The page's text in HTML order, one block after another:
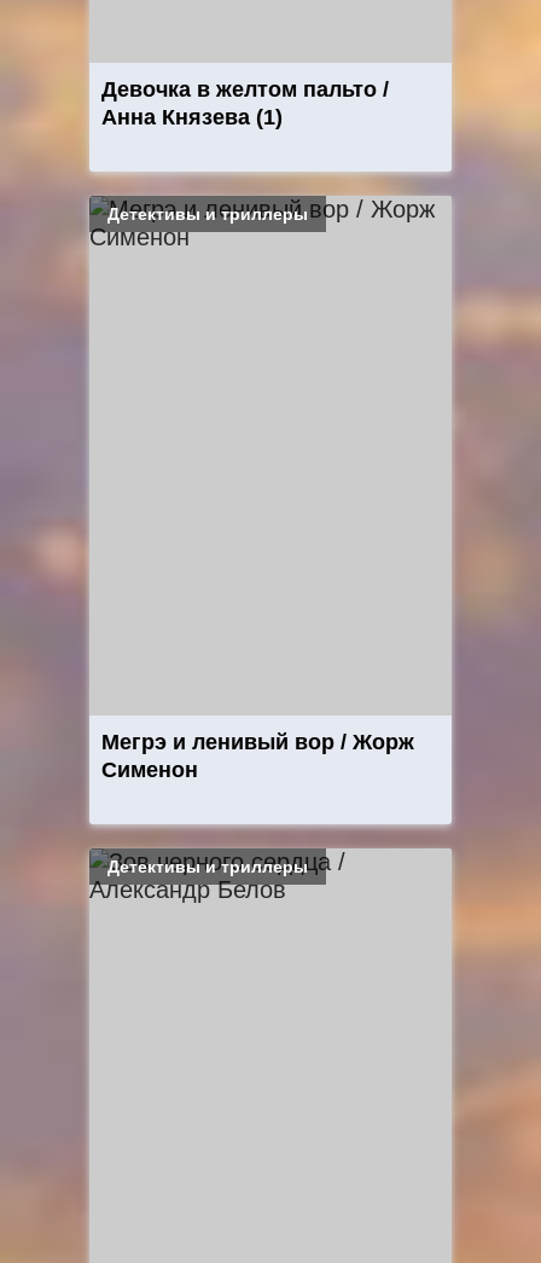
Девочка в желтом пальто /
Анна Князева (1)
Детективы и триллеры
Мегрэ и ленивый вор / Жорж
Сименон
Детективы и триллеры